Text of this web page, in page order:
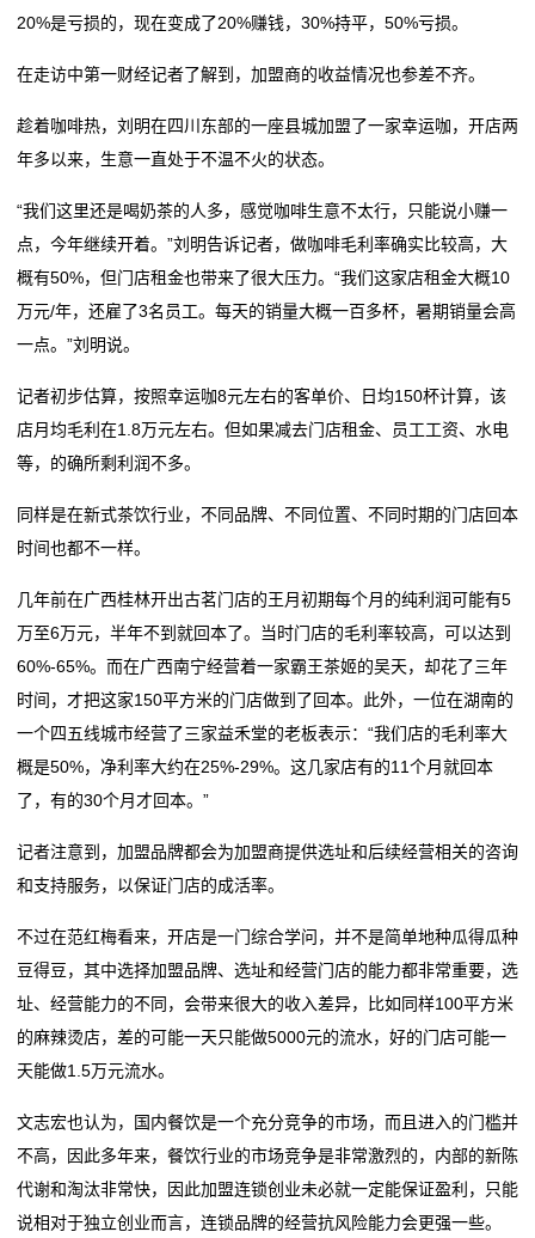
20%是亏损的，现在变成了20%赚钱，30%持平，50%亏损。
在走访中第一财经记者了解到，加盟商的收益情况也参差不齐。
趁着咖啡热，刘明在四川东部的一座县城加盟了一家幸运咖，开店两
年多以来，生意一直处于不温不火的状态。
“我们这里还是喝奶茶的人多，感觉咖啡生意不太行，只能说小赚一
点，今年继续开着。”刘明告诉记者，做咖啡毛利率确实比较高，大
概有50%，但门店租金也带来了很大压力。“我们这家店租金大概10
万元/年，还雇了3名员工。每天的销量大概一百多杯，暑期销量会高
一点。”刘明说。
记者初步估算，按照幸运咖8元左右的客单价、日均150杯计算，该
店月均毛利在1.8万元左右。但如果减去门店租金、员工工资、水电
等，的确所剩利润不多。
同样是在新式茶饮行业，不同品牌、不同位置、不同时期的门店回本
时间也都不一样。
几年前在广西桂林开出古茗门店的王月初期每个月的纯利润可能有5
万至6万元，半年不到就回本了。当时门店的毛利率较高，可以达到
60%-65%。而在广西南宁经营着一家霸王茶姬的吴天，却花了三年
时间，才把这家150平方米的门店做到了回本。此外，一位在湖南的
一个四五线城市经营了三家益禾堂的老板表示：“我们店的毛利率大
概是50%，净利率大约在25%-29%。这几家店有的11个月就回本
了，有的30个月才回本。”
记者注意到，加盟品牌都会为加盟商提供选址和后续经营相关的咨询
和支持服务，以保证门店的成活率。
不过在范红梅看来，开店是一门综合学问，并不是简单地种瓜得瓜种
豆得豆，其中选择加盟品牌、选址和经营门店的能力都非常重要，选
址、经营能力的不同，会带来很大的收入差异，比如同样100平方米
的麻辣烫店，差的可能一天只能做5000元的流水，好的门店可能一
天能做1.5万元流水。
文志宏也认为，国内餐饮是一个充分竞争的市场，而且进入的门槛并
不高，因此多年来，餐饮行业的市场竞争是非常激烈的，内部的新陈
代谢和淘汰非常快，因此加盟连锁创业未必就一定能保证盈利，只能
说相对于独立创业而言，连锁品牌的经营抗风险能力会更强一些。